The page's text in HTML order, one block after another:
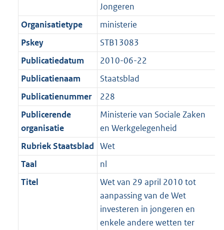
t
a
t
K
b
b
Jongeren
Organisatietype
ministerie
Pskey
STB13083
Publicatiedatum
2010-06-22
Publicatienaam
Staatsblad
Publicatienummer
228
Publicerende
organisatie
Ministerie van Sociale Zaken
en Werkgelegenheid
Rubriek Staatsblad Wet
Taal
nl
Titel
Wet van 29 april 2010 tot
aanpassing van de Wet
investeren in jongeren en
enkele andere wetten ter